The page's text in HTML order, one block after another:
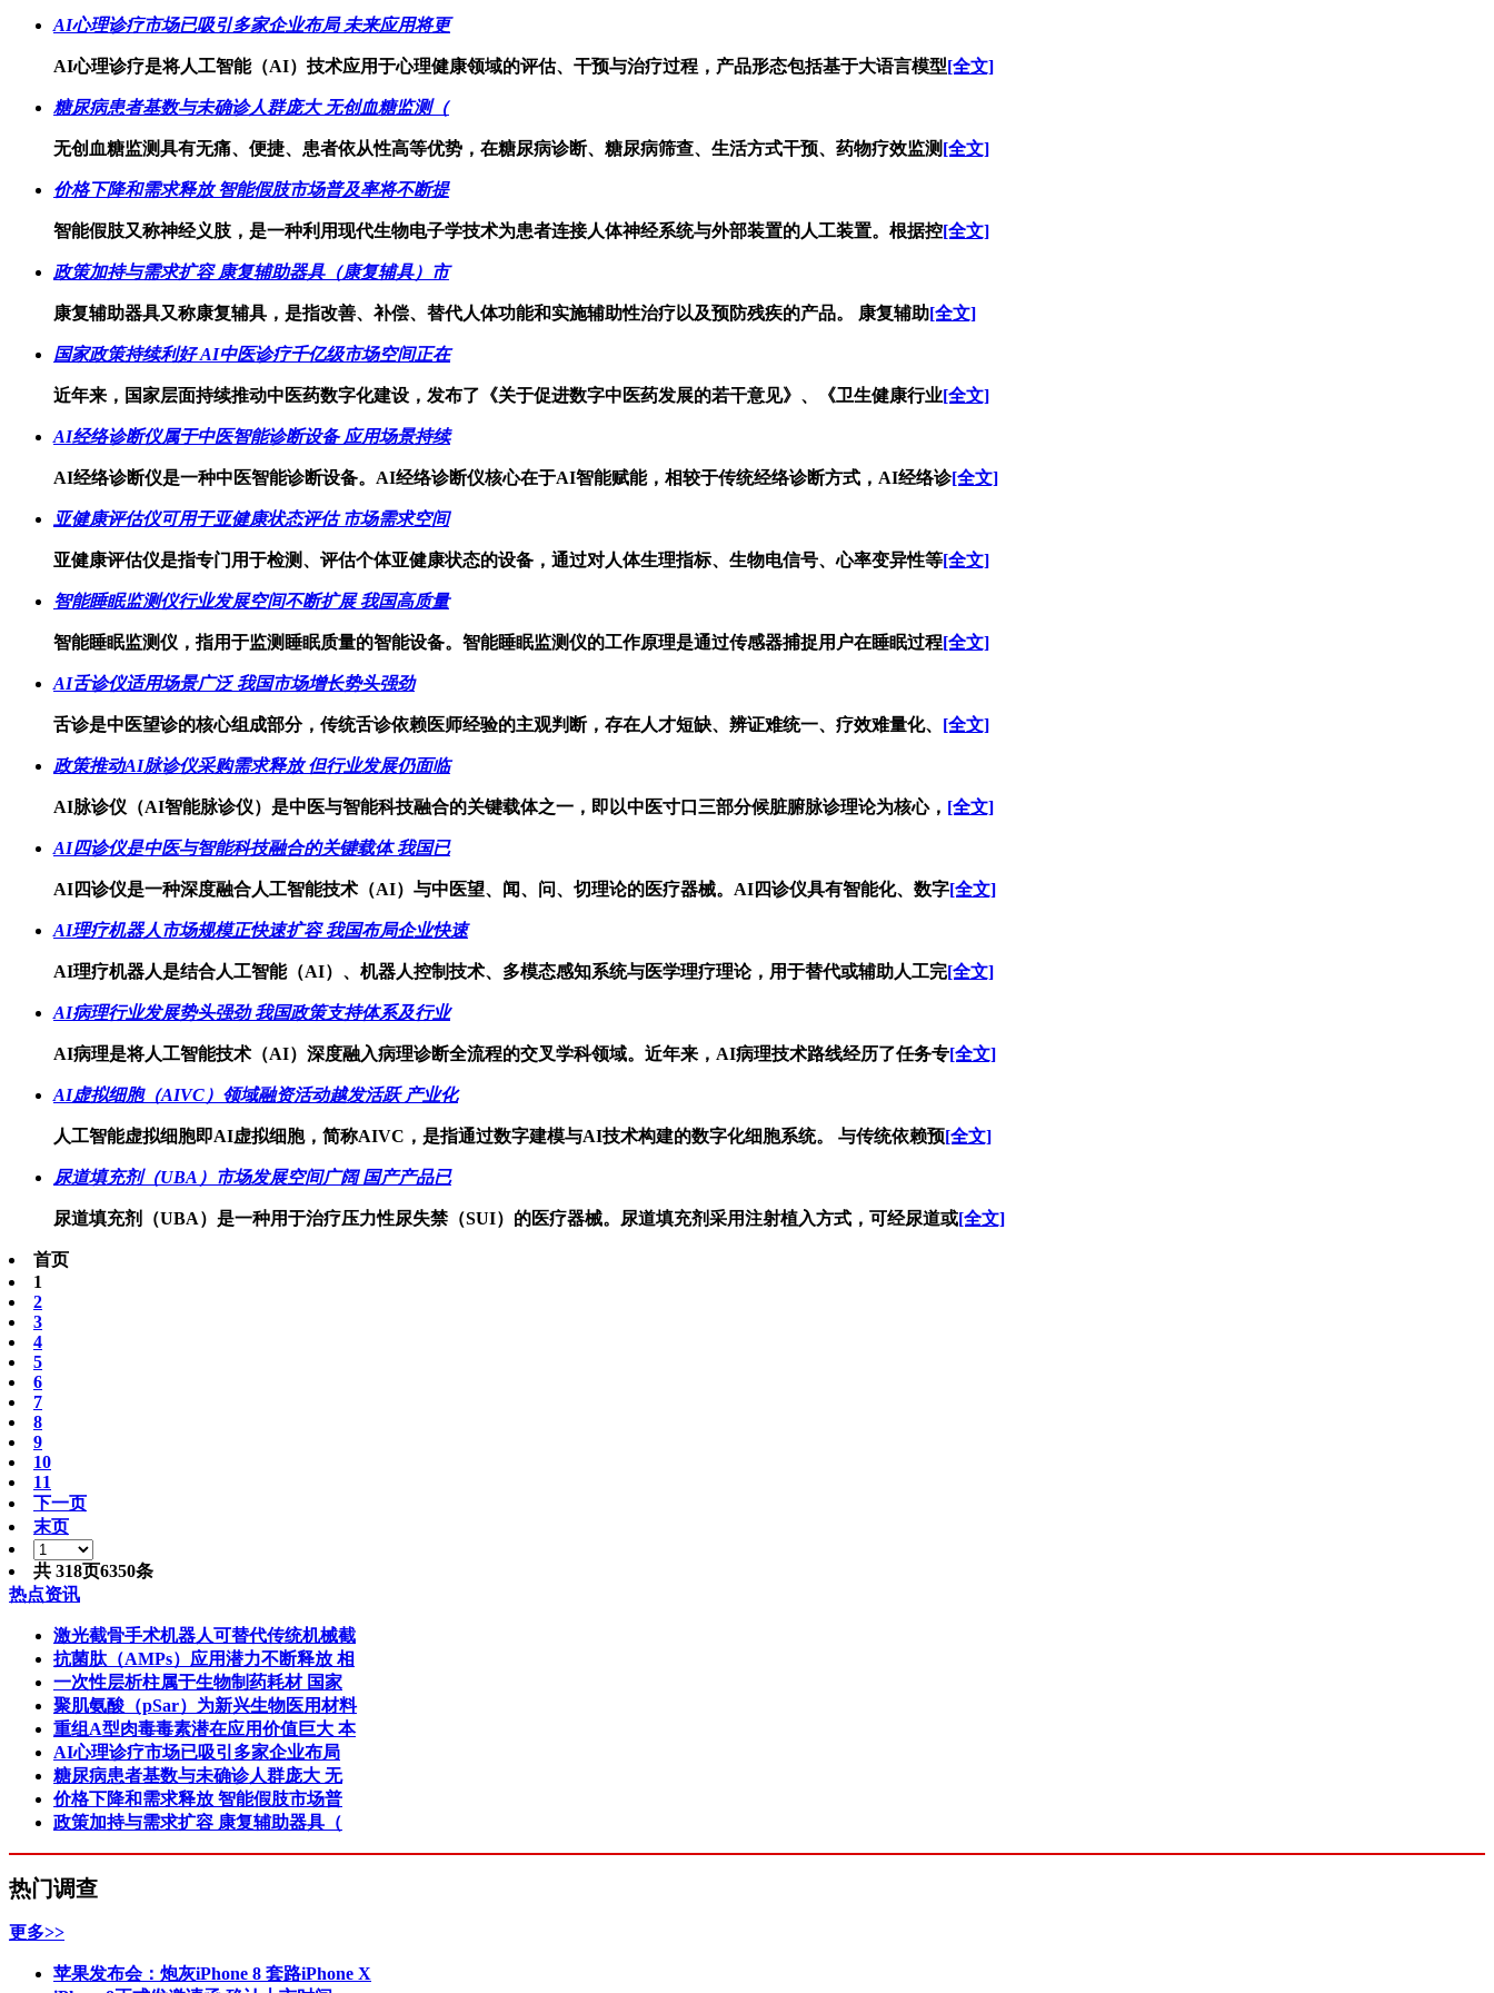
AI心理诊疗市场已吸引多家企业布局 未来应用将更
AI心理诊疗是将人工智能（AI）技术应用于心理健康领域的评估、干预与治疗过程，产品形态包括基于大语言模型[全文]
糖尿病患者基数与未确诊人群庞大 无创血糖监测（
无创血糖监测具有无痛、便捷、患者依从性高等优势，在糖尿病诊断、糖尿病筛查、生活方式干预、药物疗效监测 [全文]
价格下降和需求释放 智能假肢市场普及率将不断提
智能假肢又称神经义肢，是一种利用现代生物电子学技术为患者连接人体神经系统与外部装置的人工装置。根据控[全文]
政策加持与需求扩容 康复辅助器具（康复辅具）市
康复辅助器具又称康复辅具，是指改善、补偿、替代人体功能和实施辅助性治疗以及预防残疾的产品。 康复辅助[全文]
国家政策持续利好 AI中医诊疗千亿级市场空间正在
近年来，国家层面持续推动中医药数字化建设，发布了《关于促进数字中医药发展的若干意见》、《卫生健康行业[全文]
AI经络诊断仪属于中医智能诊断设备 应用场景持续
AI经络诊断仪是一种中医智能诊断设备。AI经络诊断仪核心在于AI智能赋能，相较于传统经络诊断方式，AI经络诊[全文]
亚健康评估仪可用于亚健康状态评估 市场需求空间
亚健康评估仪是指专门用于检测、评估个体亚健康状态的设备，通过对人体生理指标、生物电信号、心率变异性等[全文]
智能睡眠监测仪行业发展空间不断扩展 我国高质量
智能睡眠监测仪，指用于监测睡眠质量的智能设备。智能睡眠监测仪的工作原理是通过传感器捕捉用户在睡眠过程[全文]
AI舌诊仪适用场景广泛 我国市场增长势头强劲
舌诊是中医望诊的核心组成部分，传统舌诊依赖医师经验的主观判断，存在人才短缺、辨证难统一、疗效难量化、 [全文]
政策推动AI脉诊仪采购需求释放 但行业发展仍面临
AI脉诊仪（AI智能脉诊仪）是中医与智能科技融合的关键载体之一，即以中医寸口三部分候脏腑脉诊理论为核心， [全文]
AI四诊仪是中医与智能科技融合的关键载体 我国已
AI四诊仪是一种深度融合人工智能技术（AI）与中医望、闻、问、切理论的医疗器械。AI四诊仪具有智能化、数字[全文]
AI理疗机器人市场规模正快速扩容 我国布局企业快速
AI理疗机器人是结合人工智能（AI）、机器人控制技术、多模态感知系统与医学理疗理论，用于替代或辅助人工完[全文]
AI病理行业发展势头强劲 我国政策支持体系及行业
AI病理是将人工智能技术（AI）深度融入病理诊断全流程的交叉学科领域。近年来，AI病理技术路线经历了任务专[全文]
AI虚拟细胞（AIVC）领域融资活动越发活跃 产业化
人工智能虚拟细胞即AI虚拟细胞，简称AIVC，是指通过数字建模与AI技术构建的数字化细胞系统。 与传统依赖预[全文]
尿道填充剂（UBA）市场发展空间广阔 国产产品已
尿道填充剂（UBA）是一种用于治疗压力性尿失禁（SUI）的医疗器械。尿道填充剂采用注射植入方式，可经尿道或[全文]
首页
1
2
3
4
5
6
7
8
9
10
11
下一页
末页
共 318页6350条
热点资讯
激光截骨手术机器人可替代传统机械截
抗菌肽（AMPs）应用潜力不断释放 相
一次性层析柱属于生物制药耗材 国家
聚肌氨酸（pSar）为新兴生物医用材料
重组A型肉毒毒素潜在应用价值巨大 本
AI心理诊疗市场已吸引多家企业布局
糖尿病患者基数与未确诊人群庞大 无
价格下降和需求释放 智能假肢市场普
政策加持与需求扩容 康复辅助器具（
热门调查
更多>>
苹果发布会：炮灰iPhone 8 套路iPhone X